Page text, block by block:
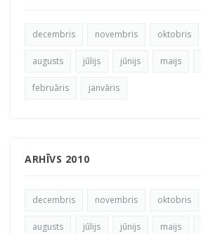
decembris novembris oktobris
augusts jūlijs jūnijs maijs
februāris janvāris
ARHĪVS 2010
decembris novembris oktobris
augusts jūlijs jūnijs maijs